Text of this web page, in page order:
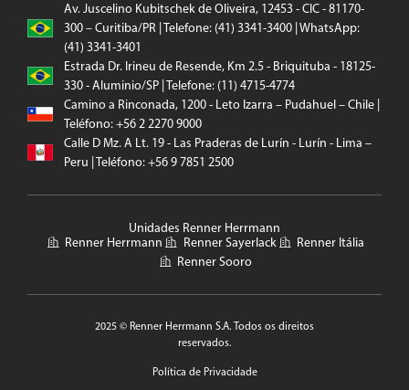
Av. Juscelino Kubitschek de Oliveira, 12453 - CIC - 81170-
300 – Curitiba/PR | Telefone: (41) 3341-3400 | WhatsApp:
(41) 3341-3401
Estrada Dr. Irineu de Resende, Km 2.5 - Briquituba - 18125-
330 - Aluminio/SP | Telefone: (11) 4715-4774
Camino a Rinconada, 1200 - Leto Izarra – Pudahuel – Chile |
Teléfono: +56 2 2270 9000
Calle D Mz. A Lt. 19 - Las Praderas de Lurín - Lurín - Lima –
Peru | Teléfono: +56 9 7851 2500
Unidades Renner Herrmann
Renner Herrmann
Renner Sayerlack
Renner Itália
Renner Sooro
2025 © Renner Herrmann S.A. Todos os direitos
reservados.
Política de Privacidade